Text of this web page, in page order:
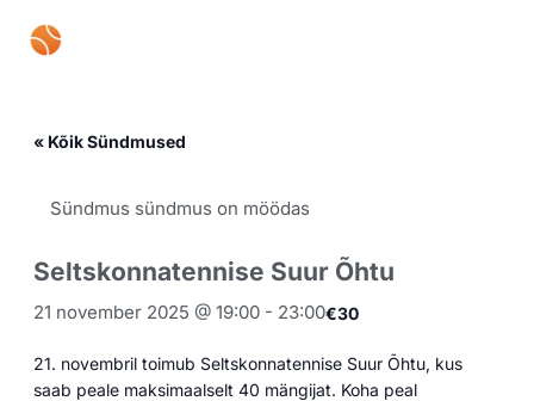
« Kõik Sündmused
Sündmus sündmus on möödas
Seltskonnatennise Suur Õhtu
21 november 2025 @ 19:00 - 23:00€30
21. novembril toimub Seltskonnatennise Suur Õhtu, kus
saab peale maksimaalselt 40 mängijat. Koha peal